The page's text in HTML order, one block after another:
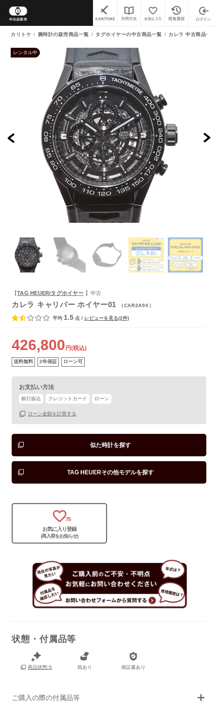
カリトケ 腕時計の販売商品一覧 タグホイヤーの中古商品一覧 カレラ 中古商品一覧
レンタル中
【TAG HEUER/タグホイヤー】中古
カレラ キャリバー ホイヤー01 （CAR2A90）
平均 1.5 点 / レビューを見る(2件)
426,800 円(税込)
送料無料 2年保証 ローン可
お支払い方法
銀行振込 クレジットカード ローン
ローン金額を計算する
似た時計を探す
TAG HEUERその他モデルを探す
75
お気に入り登録
(再入荷をお知らせ)
状態・付属品等
商品状態:S 箱あり 保証書あり
ご購入の際の付属品等
よくあるご質問